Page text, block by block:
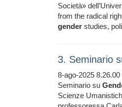
Società»
from the radical
gender studies,
3. Seminario
8-ago-2025 8.26.00
Seminario su
Scienze